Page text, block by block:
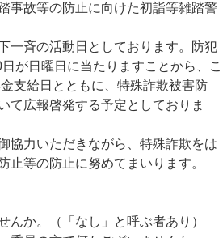
事故等の防止に向けた初詣等雑踏警
一斉の活動日としております。防犯
が日曜日に当たりますことから、こ
支給日とともに、特殊詐欺被害防
て広報啓発する予定としておりま
協力いただきながら、特殊詐欺をは
止等の防止に努めてまいります。
か。（「なし」と呼ぶ者あり）